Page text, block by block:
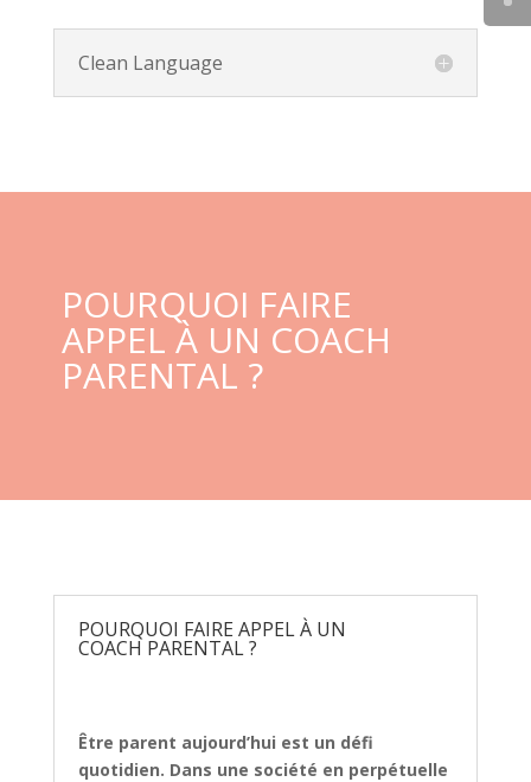
Clean Language
POURQUOI FAIRE
APPEL À UN COACH
PARENTAL ?
POURQUOI FAIRE APPEL À UN
COACH PARENTAL ?
Être parent aujourd’hui est un défi
quotidien. Dans une société en perpétuelle